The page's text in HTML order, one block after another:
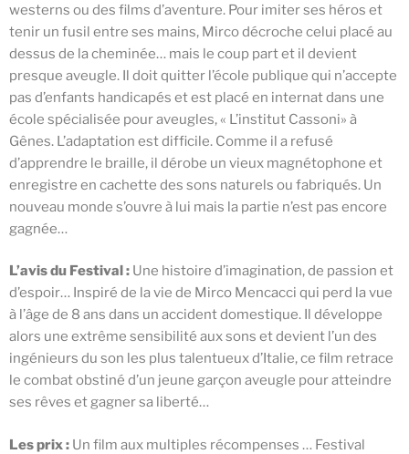
westerns ou des films d’aventure. Pour imiter ses héros et
tenir un fusil entre ses mains, Mirco décroche celui placé au
dessus de la cheminée… mais le coup part et il devient
presque aveugle. Il doit quitter l’école publique qui n’accepte
pas d’enfants handicapés et est placé en internat dans une
école spécialisée pour aveugles, « L’institut Cassoni» à
Gênes. L’adaptation est difficile. Comme il a refusé
d’apprendre le braille, il dérobe un vieux magnétophone et
enregistre en cachette des sons naturels ou fabriqués. Un
nouveau monde s’ouvre à lui mais la partie n’est pas encore
gagnée…
L’avis du Festival : Une histoire d’imagination, de passion et
d’espoir… Inspiré de la vie de Mirco Mencacci qui perd la vue
à l’âge de 8 ans dans un accident domestique. Il développe
alors une extrême sensibilité aux sons et devient l’un des
ingénieurs du son les plus talentueux d’Italie, ce film retrace
le combat obstiné d’un jeune garçon aveugle pour atteindre
ses rêves et gagner sa liberté…
Les prix : Un film aux multiples récompenses … Festival